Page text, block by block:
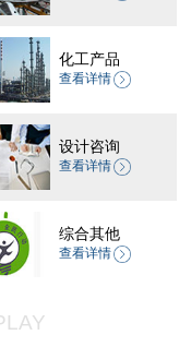
化工产品
查看详情
设计咨询
查看详情
综合其他
查看详情